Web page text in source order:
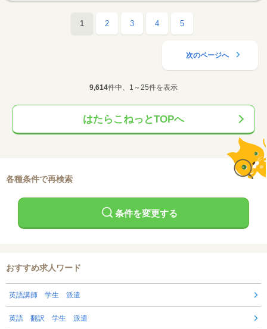
1 2 3 4 5
次のページへ
9,614件中、1～25件を表示
はたらこねっとTOPへ
各種条件で再検索
条件を変更する
おすすめ求人ワード
英語講師 学生 派遣
英語 翻訳 学生 派遣